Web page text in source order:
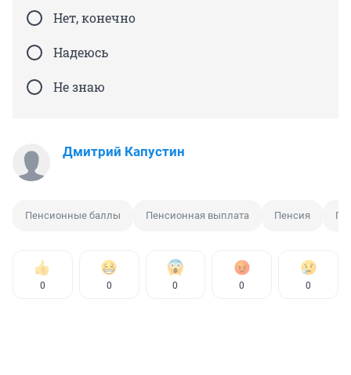
Нет, конечно
Надеюсь
Не знаю
Дмитрий Капустин
Пенсионные баллы Пенсионная выплата Пенсия
0 0 0 0 0